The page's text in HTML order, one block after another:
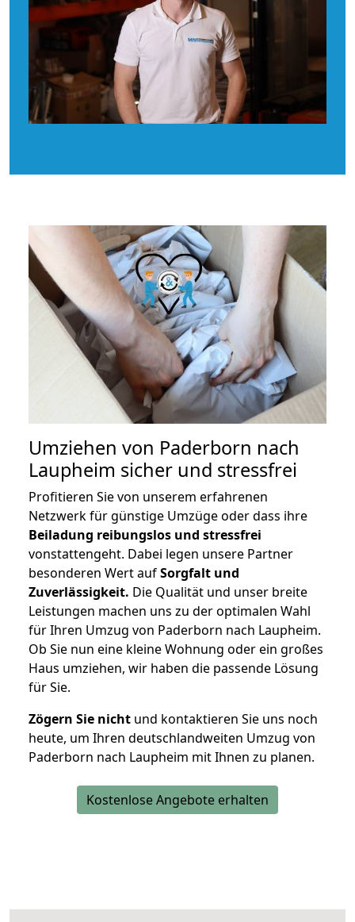
Umziehen von Paderborn nach
Laupheim sicher und stressfrei
Profitieren Sie von unserem erfahrenen
Netzwerk für günstige Umzüge oder dass ihre
Beiladung reibungslos und stressfrei
vonstattengeht. Dabei legen unsere Partner
besonderen Wert aufSorgfalt und
Zuverlässigkeit. Die Qualität und unser breite
Leistungen machen uns zu der optimalen Wahl
für Ihren Umzug von Paderborn nach Laupheim.
Ob Sie nun eine kleine Wohnung oder ein großes
Haus umziehen, wir haben die passende Lösung
für Sie.
Zögern Sie nicht und kontaktieren Sie uns noch
heute, um Ihren deutschlandweiten Umzug von
Paderborn nach Laupheim mit Ihnen zu planen.
Kostenlose Angebote erhalten